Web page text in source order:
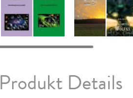
Produkt Details